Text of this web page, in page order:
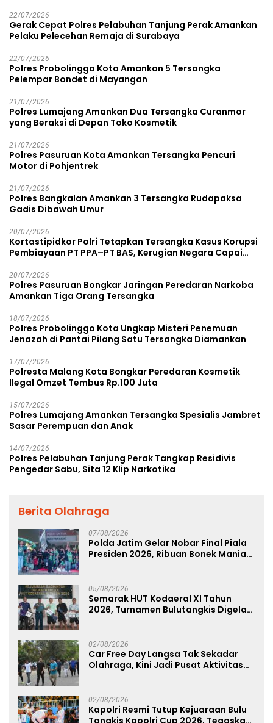
22/07/2026
Gerak Cepat Polres Pelabuhan Tanjung Perak Amankan
Pelaku Pelecehan Remaja di Surabaya
22/07/2026
Polres Probolinggo Kota Amankan 5 Tersangka
Pelempar Bondet di Mayangan
21/07/2026
Polres Lumajang Amankan Dua Tersangka Curanmor
yang Beraksi di Depan Toko Kosmetik
21/07/2026
Polres Pasuruan Kota Amankan Tersangka Pencuri
Motor di Pohjentrek
21/07/2026
Polres Bangkalan Amankan 3 Tersangka Rudapaksa
Gadis Dibawah Umur
20/07/2026
Kortastipidkor Polri Tetapkan Tersangka Kasus Korupsi
Pembiayaan PT PPA–PT BAS, Kerugian Negara Capai
20/07/2026
Polres Pasuruan Bongkar Jaringan Peredaran Narkoba
Amankan Tiga Orang Tersangka
18/07/2026
Polres Probolinggo Kota Ungkap Misteri Penemuan
Jenazah di Pantai Pilang Satu Tersangka Diamankan
17/07/2026
Polresta Malang Kota Bongkar Peredaran Kosmetik
Ilegal Omzet Tembus Rp.100 Juta
15/07/2026
Polres Lumajang Amankan Tersangka Spesialis Jambret
Sasar Perempuan dan Anak
14/07/2026
Polres Pelabuhan Tanjung Perak Tangkap Residivis
Pengedar Sabu, Sita 12 Klip Narkotika
Berita Olahraga
07/08/2026
Polda Jatim Gelar Nobar Final Piala
Presiden 2026, Ribuan Bonek Mania
05/08/2026
Semarak HUT Kodaeral XI Tahun
2026, Turnamen Bulutangkis Digelar
02/08/2026
Car Free Day Langsa Tak Sekadar
Olahraga, Kini Jadi Pusat Aktivitas
02/08/2026
Kapolri Resmi Tutup Kejuaraan Bulu